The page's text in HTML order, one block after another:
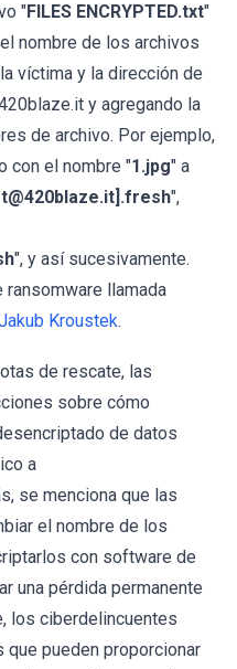
"FILES ENCRYPTED.txt"
nombre de los archivos
víctima y la dirección de
y agregando la
de archivo. Por ejemplo,
con el nombre "1.jpg" a
",
", y así sucesivamente.
llamada
Kroustek.
de rescate, las
sobre cómo
de datos
a
se menciona que las
el nombre de los
con software de
una pérdida permanente
los ciberdelincuentes
pueden proporcionar